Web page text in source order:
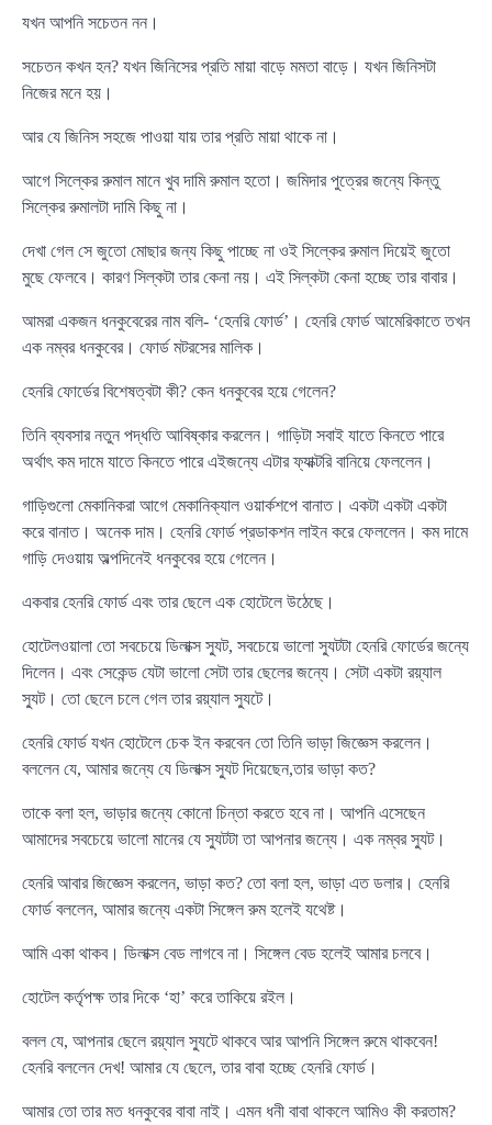
যখন আপনি সচেতন নন।
সচেতন কখন হন? যখন জিনিসের প্রতি মায়া বাড়ে মমতা বাড়ে। যখন জিনিসটা
নিজের মনে হয়।
আর যে জিনিস সহজে পাওয়া যায় তার প্রতি মায়া থাকে না।
আগে সিল্কের রুমাল মানে খুব দামি রুমাল হতো। জমিদার পুত্রের জন্যে কিন্তু
সিল্কের রুমালটা দামি কিছু না।
দেখা গেল সে জুতো মোছার জন্য কিছু পাচ্ছে না ওই সিল্কের রুমাল দিয়েই জুতো
মুছে ফেলবে। কারণ সিল্কটা তার কেনা নয়। এই সিল্কটা কেনা হচ্ছে তার বাবার।
আমরা একজন ধনকুবেরের নাম বলি- ‘হেনরি ফোর্ড’। হেনরি ফোর্ড আমেরিকাতে তখন
এক নম্বর ধনকুবের। ফোর্ড মটরসের মালিক।
হেনরি ফোর্ডের বিশেষত্বটা কী? কেন ধনকুবের হয়ে গেলেন?
তিনি ব্যবসার নতুন পদ্ধতি আবিষ্কার করলেন। গাড়িটা সবাই যাতে কিনতে পারে
অর্থাৎ কম দামে যাতে কিনতে পারে এইজন্যে এটার ফ্যাক্টরি বানিয়ে ফেললেন।
গাড়িগুলো মেকানিকরা আগে মেকানিক্যাল ওয়ার্কশপে বানাত। একটা একটা একটা
করে বানাত। অনেক দাম। হেনরি ফোর্ড প্রডাকশন লাইন করে ফেললেন। কম দামে
গাড়ি দেওয়ায় অল্পদিনেই ধনকুবের হয়ে গেলেন।
একবার হেনরি ফোর্ড এবং তার ছেলে এক হোটেলে উঠেছে।
হোটেলওয়ালা তো সবচেয়ে ডিলাক্স স্যুট, সবচেয়ে ভালো স্যুটটা হেনরি ফোর্ডের জন্যে
দিলেন। এবং সেকেন্ড যেটা ভালো সেটা তার ছেলের জন্যে। সেটা একটা রয়্যাল
স্যুট। তো ছেলে চলে গেল তার রয়্যাল স্যুটে।
হেনরি ফোর্ড যখন হোটেলে চেক ইন করবেন তো তিনি ভাড়া জিজ্ঞেস করলেন।
বললেন যে, আমার জন্যে যে ডিলাক্স স্যুট দিয়েছেন,তার ভাড়া কত?
তাকে বলা হল, ভাড়ার জন্যে কোনো চিন্তা করতে হবে না। আপনি এসেছেন
আমাদের সবচেয়ে ভালো মানের যে স্যুটটা তা আপনার জন্যে। এক নম্বর স্যুট।
হেনরি আবার জিজ্ঞেস করলেন, ভাড়া কত? তো বলা হল, ভাড়া এত ডলার। হেনরি
ফোর্ড বললেন, আমার জন্যে একটা সিঙ্গেল রুম হলেই যথেষ্ট।
আমি একা থাকব। ডিলাক্স বেড লাগবে না। সিঙ্গেল বেড হলেই আমার চলবে।
হোটেল কর্তৃপক্ষ তার দিকে ‘হা’ করে তাকিয়ে রইল।
বলল যে, আপনার ছেলে রয়্যাল স্যুটে থাকবে আর আপনি সিঙ্গেল রুমে থাকবেন!
হেনরি বললেন দেখ! আমার যে ছেলে, তার বাবা হচ্ছে হেনরি ফোর্ড।
আমার তো তার মত ধনকুবের বাবা নাই। এমন ধনী বাবা থাকলে আমিও কী করতাম?